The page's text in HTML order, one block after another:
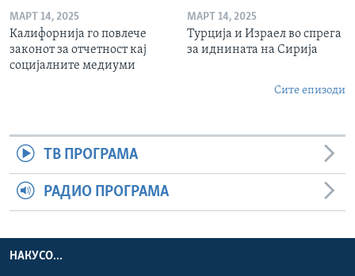
МАРТ 14, 2025
Калифорнија го повлече
законот за отчетност кај
социјалните медиуми
МАРТ 14, 2025
Турција и Израел во спрега
за иднината на Сирија
Сите епизоди
ТВ ПРОГРАМА
РАДИО ПРОГРАМА
НАКУСО...